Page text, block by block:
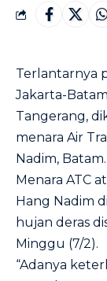
Terlantarnya
Jakarta-
Tangerang,
menara Air
Nadim, Batam.
Menara ATC
Hang Nadim
hujan deras
Minggu (7/2).
“Adanya